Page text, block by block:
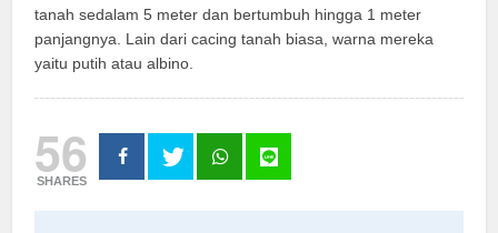
tanah sedalam 5 meter dan bertumbuh hingga 1 meter
panjangnya. Lain dari cacing tanah biasa, warna mereka
yaitu putih atau albino.
56
SHARES